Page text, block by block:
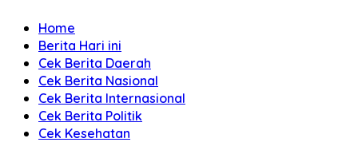
Home
Berita Hari ini
Cek Berita Daerah
Cek Berita Nasional
Cek Berita Internasional
Cek Berita Politik
Cek Kesehatan